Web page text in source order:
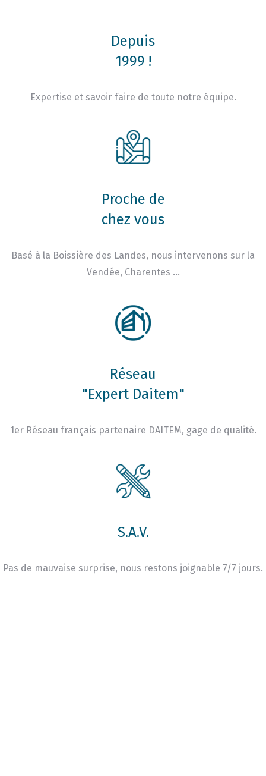
Depuis
1999 !
Expertise et savoir faire de toute notre équipe.
Proche de
chez vous
Basé à la Boissière des Landes, nous intervenons sur la
Vendée, Charentes …
Réseau
"Expert Daitem"
1er Réseau français partenaire DAITEM, gage de qualité.
S.A.V.
Pas de mauvaise surprise, nous restons joignable 7/7 jours.